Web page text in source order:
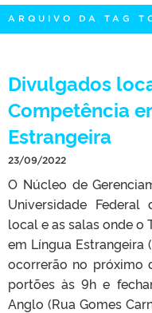
PORTARIAS
TELEFONES
ARQUIVO DA TAG
Divulgados
Competência
Estrangeira
23/09/2022
O Núcleo de
Universidade
local e as salas onde o
em Língua Estrangeira
ocorrerão no próximo
portões às 9h e
Anglo (Rua Gomes